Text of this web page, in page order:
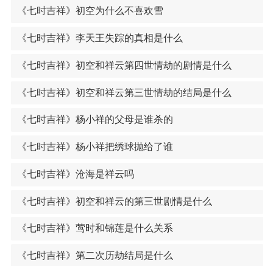
《七时吉祥》初空为什么不喜欢雪
《七时吉祥》李天王失踪的真相是什么
《七时吉祥》初空和祥云第四世情劫的剧情是什么
《七时吉祥》初空和祥云第三世情劫的结局是什么
《七时吉祥》杨小祥的父母是谁杀的
《七时吉祥》杨小祥把绣球抛给了谁
《七时吉祥》沧海是祥云吗
《七时吉祥》初空和祥云的第三世剧情是什么
《七时吉祥》莺时和锦莲是什么关系
《七时吉祥》第二次历劫结局是什么